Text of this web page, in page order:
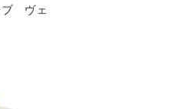
ブ ヴェ